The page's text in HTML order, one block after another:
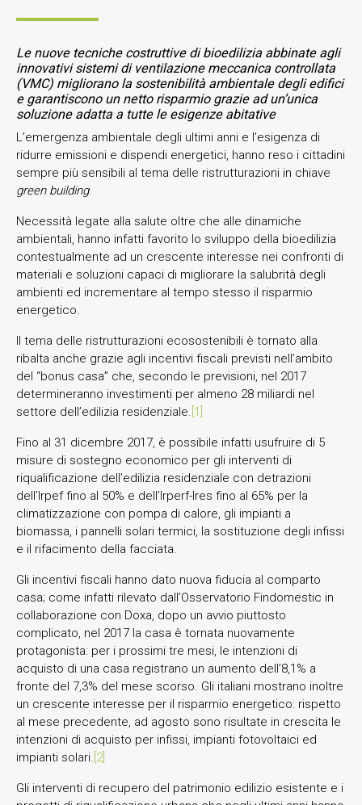
Le nuove tecniche costruttive di bioedilizia abbinate agli
innovativi sistemi di ventilazione meccanica controllata
(VMC) migliorano la sostenibilità ambientale degli edifici
e garantiscono un netto risparmio grazie ad un’unica
soluzione adatta a tutte le esigenze abitative
L’emergenza ambientale degli ultimi anni e l’esigenza di
ridurre emissioni e dispendi energetici, hanno reso i cittadini
sempre più sensibili al tema delle ristrutturazioni in chiave
green building.
Necessità legate alla salute oltre che alle dinamiche
ambientali, hanno infatti favorito lo sviluppo della bioedilizia
contestualmente ad un crescente interesse nei confronti di
materiali e soluzioni capaci di migliorare la salubrità degli
ambienti ed incrementare al tempo stesso il risparmio
energetico.
Il tema delle ristrutturazioni ecosostenibili è tornato alla
ribalta anche grazie agli incentivi fiscali previsti nell’ambito
del “bonus casa” che, secondo le previsioni, nel 2017
determineranno investimenti per almeno 28 miliardi nel
settore dell’edilizia residenziale. [1]
Fino al 31 dicembre 2017, è possibile infatti usufruire di 5
misure di sostegno economico per gli interventi di
riqualificazione dell’edilizia residenziale con detrazioni
dell’Irpef fino al 50% e dell’Irperf-Ires fino al 65% per la
climatizzazione con pompa di calore, gli impianti a
biomassa, i pannelli solari termici, la sostituzione degli infissi
e il rifacimento della facciata.
Gli incentivi fiscali hanno dato nuova fiducia al comparto
casa; come infatti rilevato dall’Osservatorio Findomestic in
collaborazione con Doxa, dopo un avvio piuttosto
complicato, nel 2017 la casa è tornata nuovamente
protagonista: per i prossimi tre mesi, le intenzioni di
acquisto di una casa registrano un aumento dell’8,1% a
fronte del 7,3% del mese scorso. Gli italiani mostrano inoltre
un crescente interesse per il risparmio energetico: rispetto
al mese precedente, ad agosto sono risultate in crescita le
intenzioni di acquisto per infissi, impianti fotovoltaici ed
impianti solari. [2]
Gli interventi di recupero del patrimonio edilizio esistente e i